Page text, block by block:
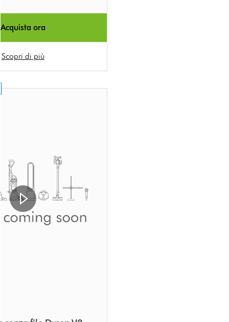
Acquista ora
Scopri di più